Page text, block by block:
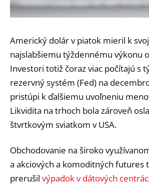
Americký dolár v piatok mieril k
najslabšiemu týždennému výkonu
Investori totiž čoraz viac počítajú s
rezervný systém (Fed) na
pristúpi k ďalšiemu uvoľneniu
Likvidita na trhoch bola zároveň
štvrtkovým sviatkom v USA.
Obchodovanie na široko
a akciových a komoditných futures
prerušil výpadok v dátových